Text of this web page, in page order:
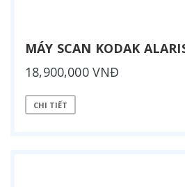
MÁY SCAN KODAK
18,900,000 VNĐ
CHI TIẾT